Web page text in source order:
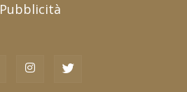
Pubblicità